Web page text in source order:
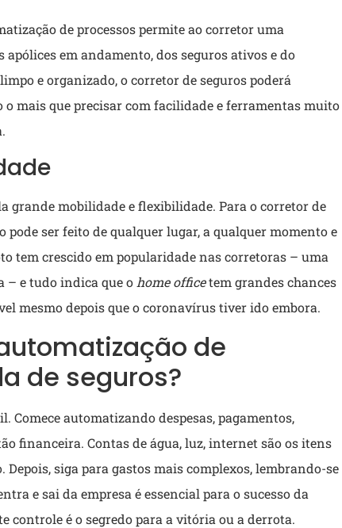
de processos permite ao corretor uma
em andamento, dos seguros ativos e do
e organizado, o corretor de seguros poderá
mais que precisar com facilidade e ferramentas muito
grande mobilidade e flexibilidade. Para o corretor de
pode ser feito de qualquer lugar, a qualquer momento e
tem crescido em popularidade nas corretoras – uma
– e tudo indica que ohome officetem grandes chances
mesmo depois que o coronavírus tiver ido embora.
de
de seguros?
Comece automatizando despesas, pagamentos,
financeira. Contas de água, luz, internet são os itens
siga para gastos mais complexos, lembrando-se
e sai da empresa é essencial para o sucesso da
controle é o segredo para a vitória ou a derrota.